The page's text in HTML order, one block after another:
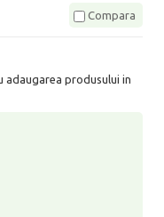
Compara
adaugarea produsului in